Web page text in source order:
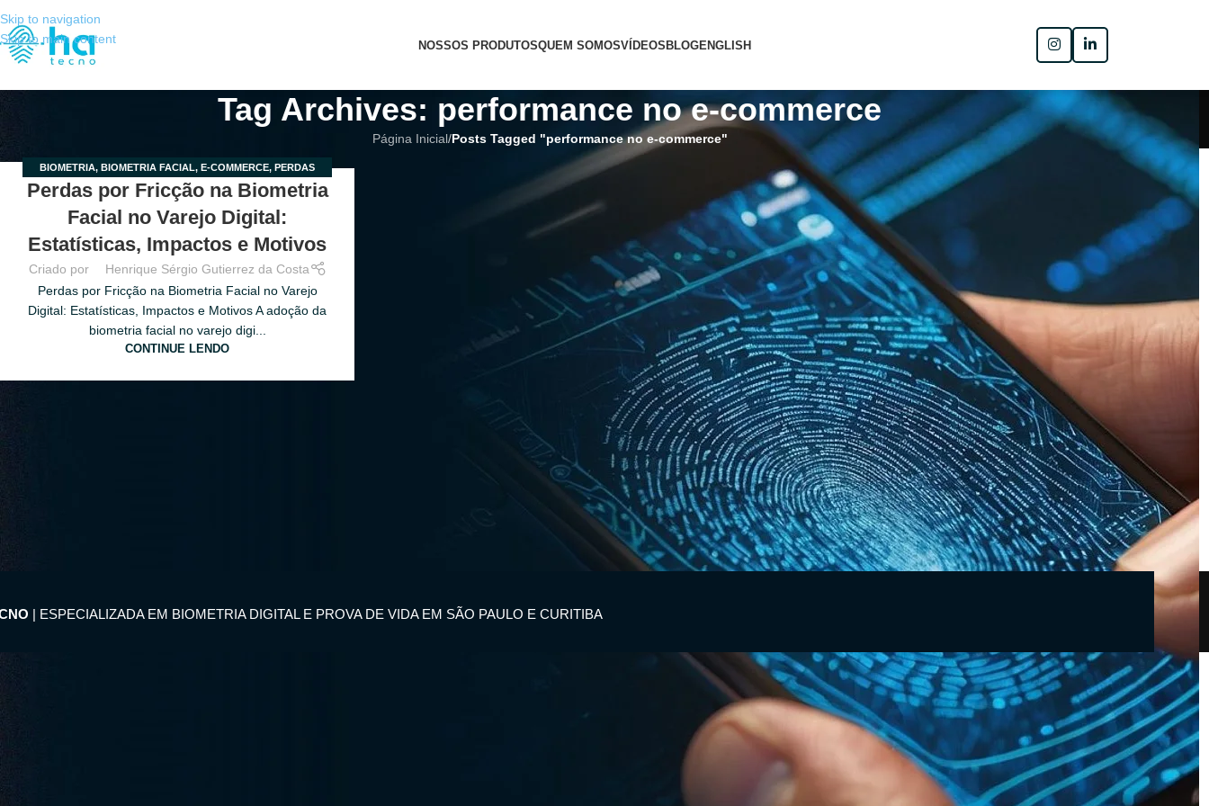
Skip to navigation
Skip to main content
NOSSOS PRODUTOSQUEM SOMOSVÍDEOSBLOGENGLISH
Tag Archives: performance no e-commerce
Página Inicial/Posts Tagged "performance no e-commerce"
25
JUN
BIOMETRIA, BIOMETRIA FACIAL, E-COMMERCE, PERDAS
VAREJO,VAREJO
Perdas por Fricção na Biometria
Facial no Varejo Digital:
Estatísticas, Impactos e Motivos
Criado por
Henrique Sérgio Gutierrez da Costa
Perdas por Fricção na Biometria Facial no Varejo
Digital: Estatísticas, Impactos e Motivos A adoção da
biometria facial no varejo digi...
CONTINUE LENDO
| ESPECIALIZADA EM BIOMETRIA DIGITAL E PROVA DE VIDA EM SÃO PAULO E CURITIBA